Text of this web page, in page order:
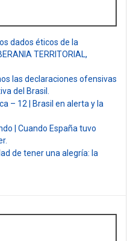
dados éticos de la
TERRITORIAL,
las declaraciones ofensivas
del Brasil.
– 12 | Brasil en alerta y la
| Cuando España tuvo
de tener una alegría: la